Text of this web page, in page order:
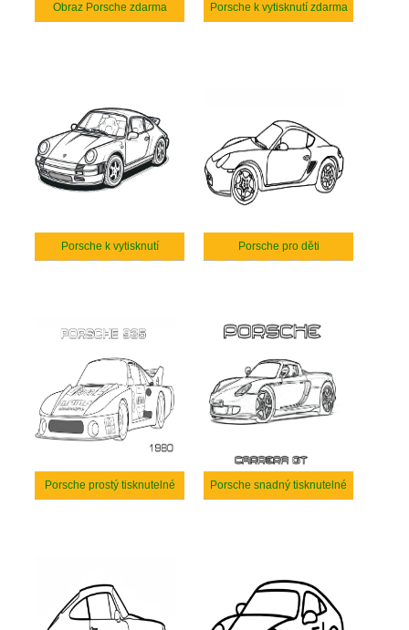
Obraz Porsche zdarma Porsche k vytisknutí zdarma
Porsche k vytisknutí Porsche pro děti
Porsche prostý tisknutelné Porsche snadný tisknutelné